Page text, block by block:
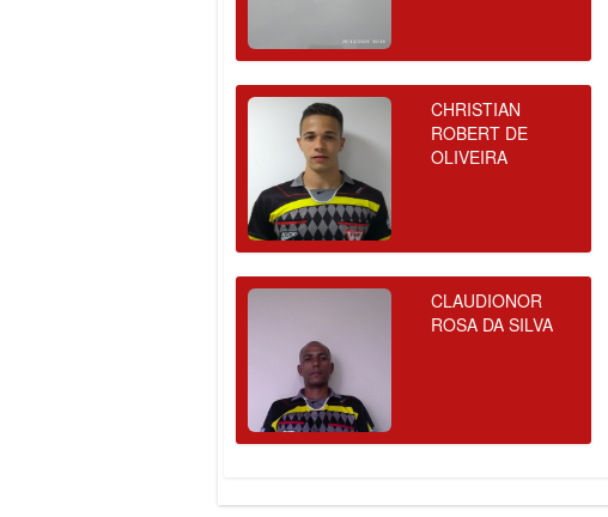
CHRISTIAN
ROBERT DE
OLIVEIRA
CLAUDIONOR
ROSA DA SILVA